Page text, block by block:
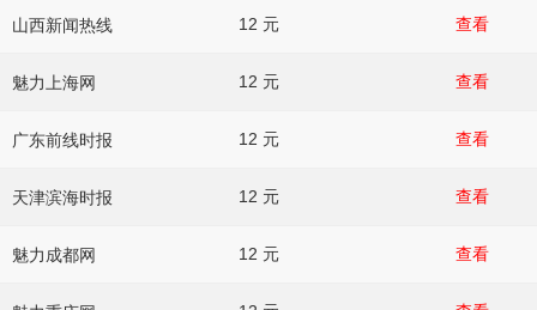
山西新闻热线 12 元 查看
魅力上海网 12 元 查看
广东前线时报 12 元 查看
天津滨海时报 12 元 查看
魅力成都网 12 元 查看